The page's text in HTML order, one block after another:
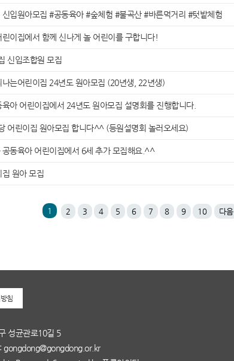
입원아모집 #공동육아 #숲체험 #불곡산 #바른먹거리 #텃밭체험
이집에서 함께 신나게 놀 어린이를 구합니다!
신입조합원 모집
는어린이집 24년도 원아모집 (20년생, 22년생)
아 어린이집에서 24년도 원아모집 설명회를 진행합니다.
어린이집 원아모집 합니다^^ (등원설명회 놀러오세요)
공동육아 어린이집에서 6세 추가 모집해요.^^
원아 모집
1 2 3 4 5 6 7 8 9 10 다음
침
성균관로10길 5